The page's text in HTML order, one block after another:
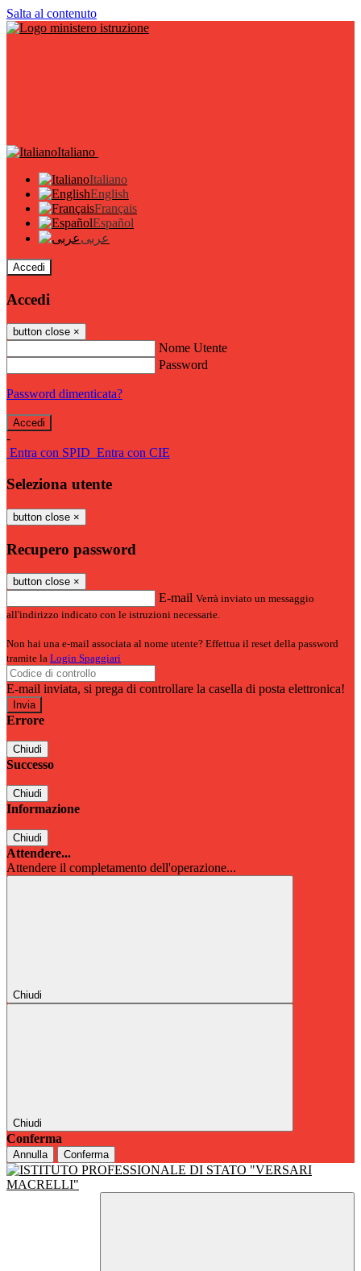
Salta al contenuto
Italiano
Italiano
English
Français
Español
عربى
Accedi
Accedi
button close ×
Nome Utente
Password
Password dimenticata?
-
Entra con SPID Entra con CIE
Seleziona utente
button close ×
Recupero password
button close ×
E-mail Verrà inviato un messaggio
all'indirizzo indicato con le istruzioni necessarie.
Non hai una e-mail associata al nome utente? Effettua il reset della password
tramite la Login Spaggiari
E-mail inviata, si prega di controllare la casella di posta elettronica!
Errore
Chiudi
Successo
Chiudi
Informazione
Chiudi
Attendere...
Attendere il completamento dell'operazione...
Chiudi
Chiudi
Conferma
Annulla Conferma